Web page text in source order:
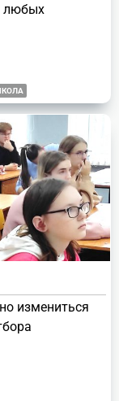
любых
измениться